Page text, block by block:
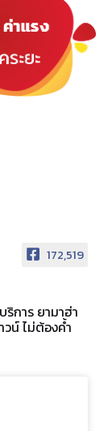
172,519
การ ยามาฮ่า
น์ ไม่ต้องค้ำ